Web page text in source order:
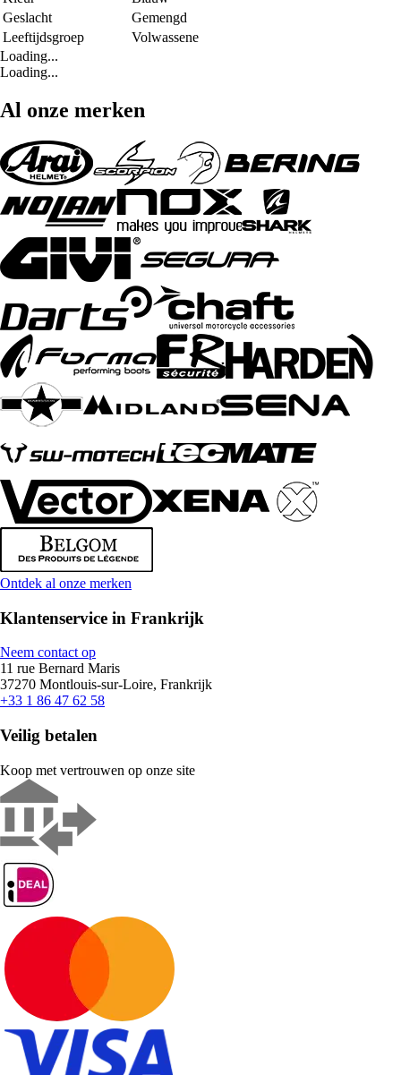
Geslacht
Gemengd
Leeftijdsgroep
Volwassene
Loading...
Loading...
Al onze merken
Ontdek al onze merken
Klantenservice in Frankrijk
Neem contact op
11 rue Bernard Maris
37270 Montlouis-sur-Loire, Frankrijk
+33 1 86 47 62 58
Veilig betalen
Koop met vertrouwen op onze site